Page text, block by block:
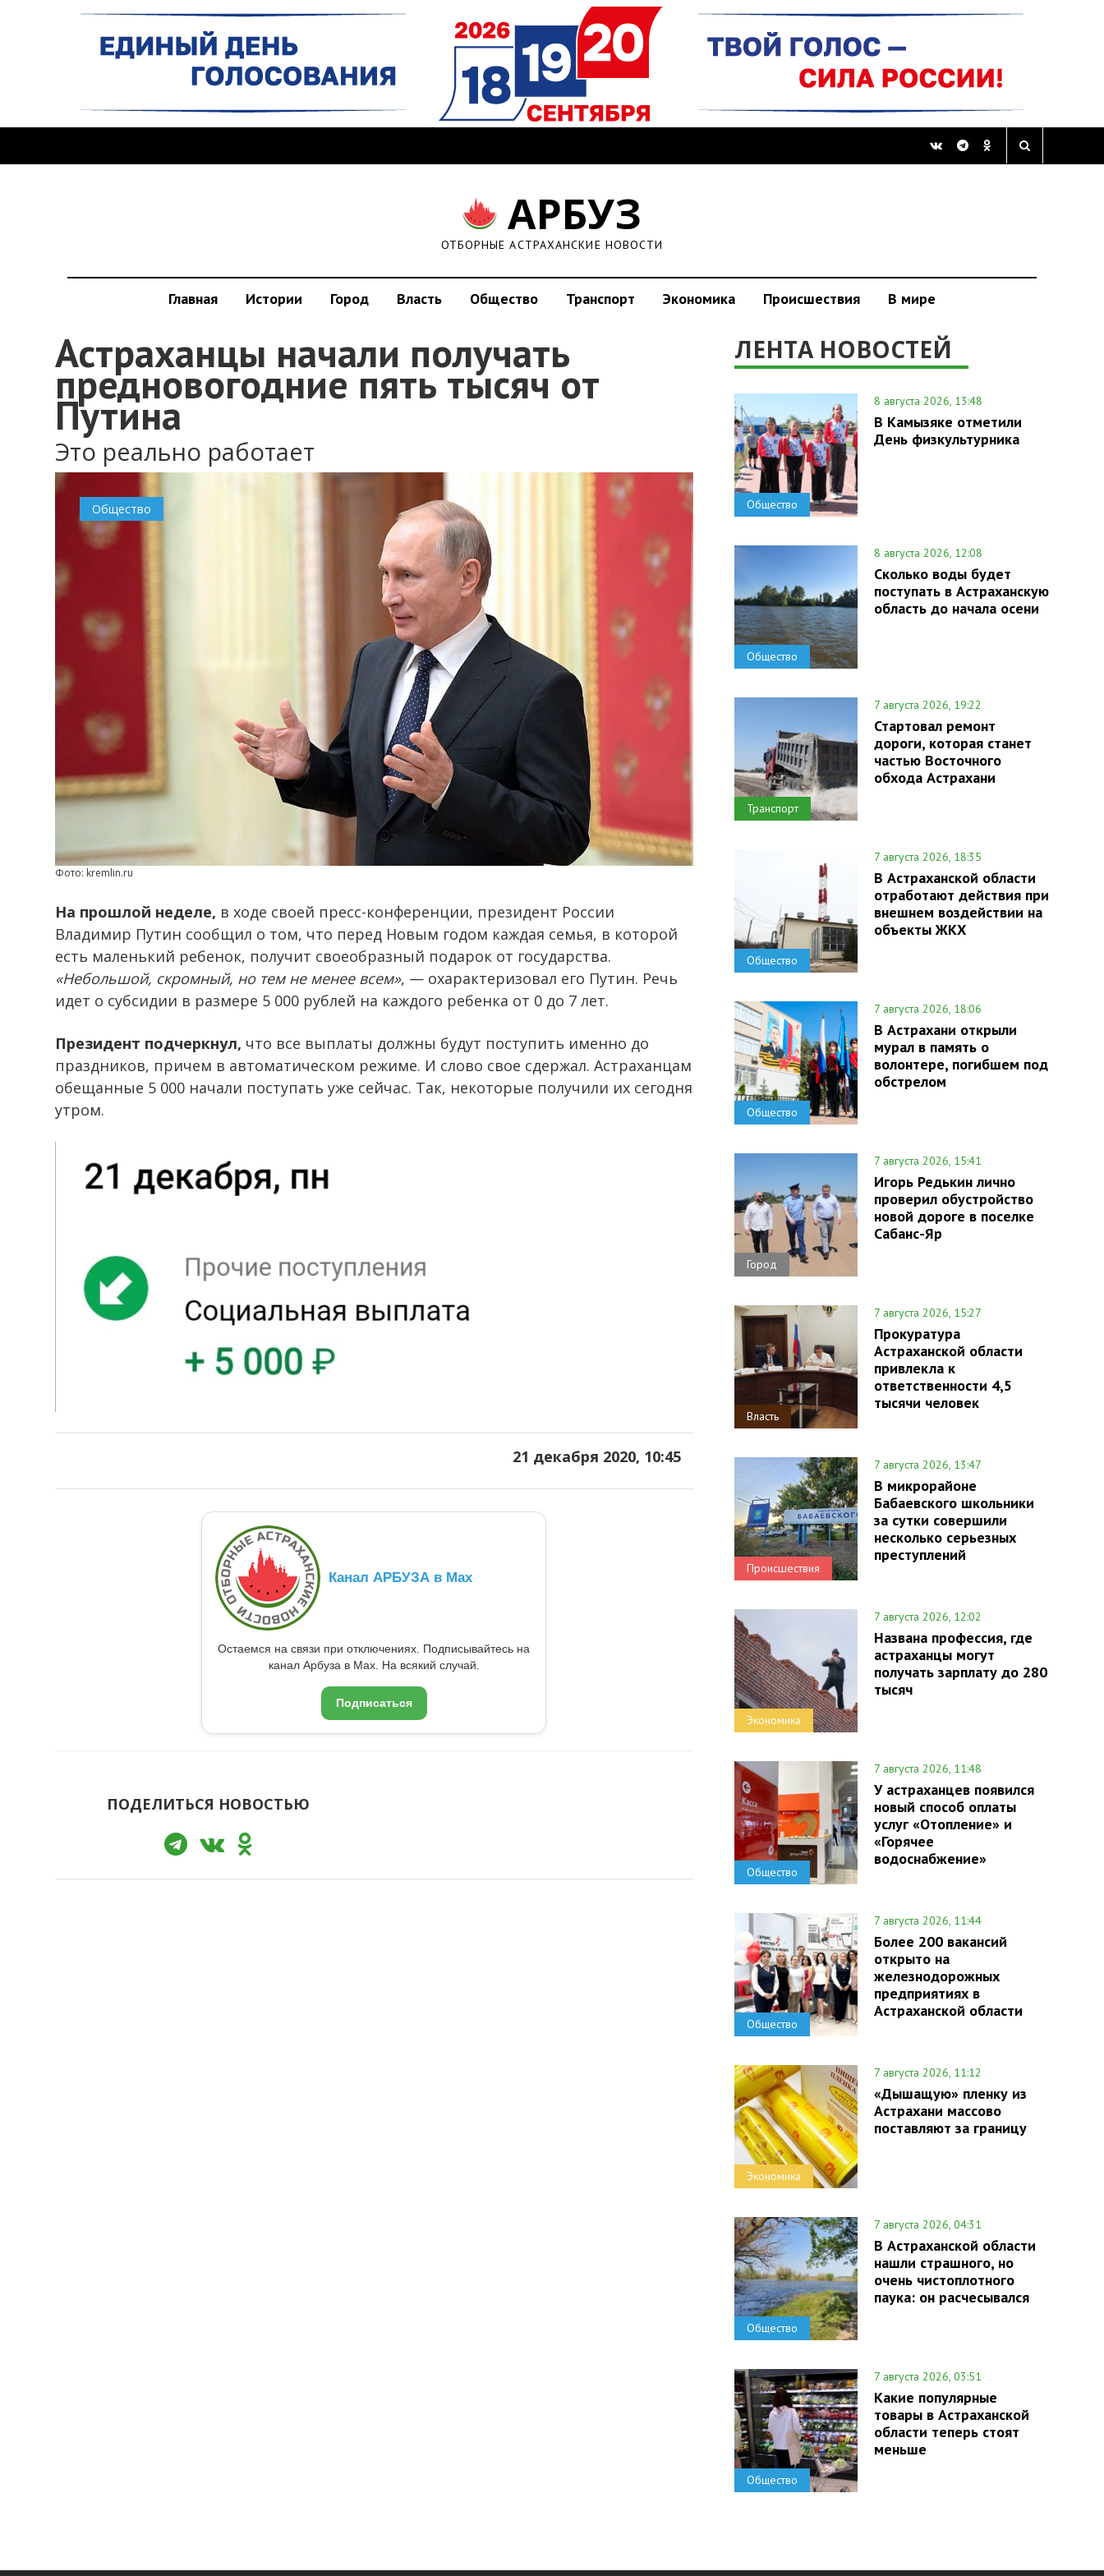
АРБУЗ
ОТБОРНЫЕ АСТРАХАНСКИЕ НОВОСТИ
Главная Истории Город Власть Общество Транспорт Экономика Происшествия В мире
Астраханцы начали получать
предновогодние пять тысяч от
Путина
Это реально работает
Общество
Фото: kremlin.ru
На прошлой неделе, в ходе своей пресс-конференции, президент России
Владимир Путин сообщил о том, что перед Новым годом каждая семья, в которой
есть маленький ребенок, получит своеобразный подарок от государства.
«Небольшой, скромный, но тем не менее всем», — охарактеризовал его Путин. Речь
идет о субсидии в размере 5 000 рублей на каждого ребенка от 0 до 7 лет.
Президент подчеркнул, что все выплаты должны будут поступить именно до
праздников, причем в автоматическом режиме. И слово свое сдержал. Астраханцам
обещанные 5 000 начали поступать уже сейчас. Так, некоторые получили их сегодня
утром.
21 декабря 2020, 10:45
Канал АРБУЗА в Max
Остаемся на связи при отключениях. Подписывайтесь на
канал Арбуза в Max. На всякий случай.
Подписаться
ПОДЕЛИТЬСЯ НОВОСТЬЮ
ЛЕНТА НОВОСТЕЙ
Общество
8 августа 2026, 13:48
В Камызяке отметили
День физкультурника
Общество
8 августа 2026, 12:08
Сколько воды будет
поступать в Астраханскую
область до начала осени
Транспорт
7 августа 2026, 19:22
Стартовал ремонт
дороги, которая станет
частью Восточного
обхода Астрахани
Общество
7 августа 2026, 18:35
В Астраханской области
отработают действия при
внешнем воздействии на
объекты ЖКХ
Общество
7 августа 2026, 18:06
В Астрахани открыли
мурал в память о
волонтере, погибшем под
обстрелом
Город
7 августа 2026, 15:41
Игорь Редькин лично
проверил обустройство
новой дороге в поселке
Сабанс-Яр
Власть
7 августа 2026, 15:27
Прокуратура
Астраханской области
привлекла к
ответственности 4,5
тысячи человек
Происшествия
7 августа 2026, 13:47
В микрорайоне
Бабаевского школьники
за сутки совершили
несколько серьезных
преступлений
Экономика
7 августа 2026, 12:02
Названа профессия, где
астраханцы могут
получать зарплату до 280
тысяч
Общество
7 августа 2026, 11:48
У астраханцев появился
новый способ оплаты
услуг «Отопление» и
«Горячее
водоснабжение»
Общество
7 августа 2026, 11:44
Более 200 вакансий
открыто на
железнодорожных
предприятиях в
Астраханской области
Экономика
7 августа 2026, 11:12
«Дышащую» пленку из
Астрахани массово
поставляют за границу
Общество
7 августа 2026, 04:31
В Астраханской области
нашли страшного, но
очень чистоплотного
паука: он расчесывался
Общество
7 августа 2026, 03:51
Какие популярные
товары в Астраханской
области теперь стоят
меньше